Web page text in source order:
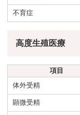
不育症
高度生殖医療
項目
体外受精
顕微受精